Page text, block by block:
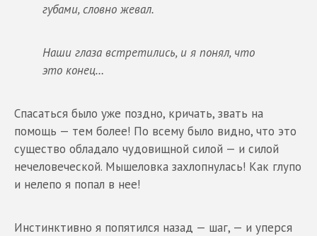
губами, словно жевал.
Наши глаза встретились, и я понял, что
это конец…
Спасаться было уже поздно, кричать, звать на
помощь — тем более! По всему было видно, что это
существо обладало чудовищной силой — и силой
нечеловеческой. Мышеловка захлопнулась! Как глупо
и нелепо я попал в нее!
Инстинктивно я попятился назад — шаг, — и уперся